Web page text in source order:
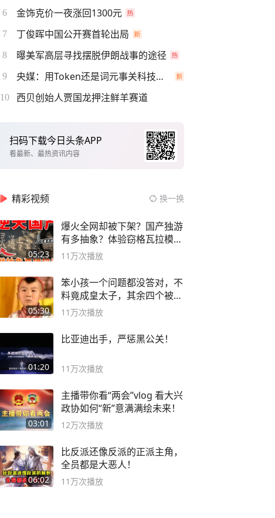
6 金饰克价一夜涨回1300元
7 丁俊晖中国公开赛首轮出局
8 曝美军高层寻找摆脱伊朗战事的途径
9 央媒：用Token还是词元事关科技话语权
10 西贝创始人贾国龙押注鲜羊赛道
扫码下载今日头条APP
看最新、最热资讯内容
精彩视频 换一换
05:23
爆火全网却被下架？国产独游
有多抽象？体验窃格瓦拉模拟
器！
11万次播放
05:30
笨小孩一个问题都没答对，不
料竟成皇太子，其余四个被处
死
11万次播放
01:20
比亚迪出手，严惩黑公关！
11万次播放
03:01
主播带你看“两会”vlog 看大兴
政协如何“新”意满满绘未来！
12万次播放
06:02
比反派还像反派的正派主角，
全员都是大恶人！
11万次播放